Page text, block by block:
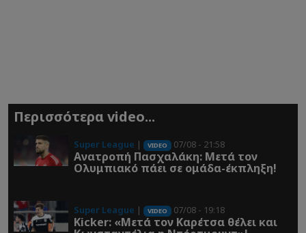
Περισσότερα video...
Super League | VIDEO 07/08 - 21:58
Ανατροπή Πασχαλάκη: Μετά τον
Ολυμπιακό πάει σε ομάδα-έκπληξη!
Super League | VIDEO 07/08 - 19:18
Kicker: «Μετά τον Καρέτσα θέλει και